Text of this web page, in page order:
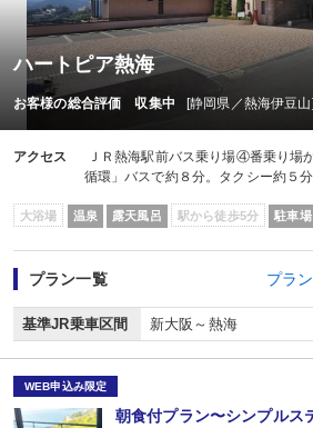
ハートピア熱海
お客様の総合評価 収集中 [静岡県／熱海伊豆山]
アクセス
ＪＲ熱海駅前バス乗り場④番乗り場
循環」バスで約８分。タクシー約５分
大浴場 温泉 露天風呂 駅から徒歩5分 駐車場
プラン一覧 プラ
基準JR乗車区間 新大阪～熱海
WEB申込み限定
朝食付プラン〜シンプルス